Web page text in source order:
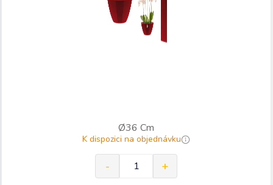
Ø36 Cm
K dispozici na objednávku